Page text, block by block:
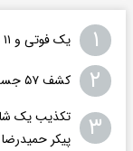
۱ یک فوتی و ۱۱ مسموم بر اثر مصرف مشروبات الکلی در نیشابور
۲ کشف ۵۷ جسد در حال تجزیه در مرکز کفن‌ودفن
۳
تکذیب یک
پیکر